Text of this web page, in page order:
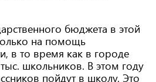
бюджета в этой
на помощь
в то время как в городе
школьников. В этом году
пойдут в школу. Это